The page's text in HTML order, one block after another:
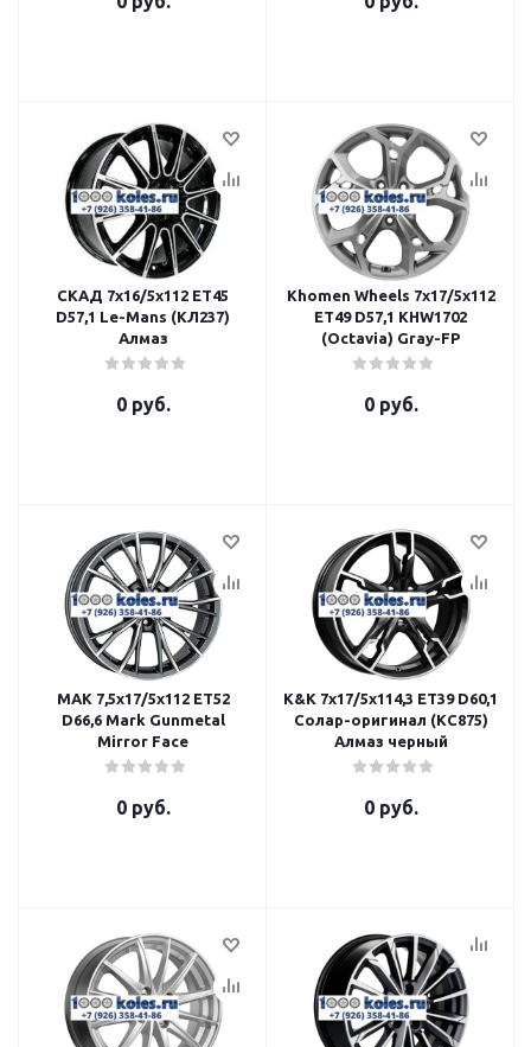
СКАД 7x16/5x112 ET45
D57,1 Le-Mans (КЛ237)
Алмаз
0 руб.
Khomen Wheels 7x17/5x112
ET49 D57,1 KHW1702
(Octavia) Gray-FP
0 руб.
MAK 7,5x17/5x112 ET52
D66,6 Mark Gunmetal
Mirror Face
0 руб.
K&K 7x17/5x114,3 ET39 D60,1
Солар-оригинал (КС875)
Алмаз черный
0 руб.